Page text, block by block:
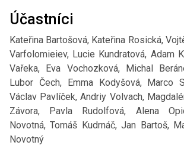
Účastníci
Kateřina Bartošová, Kateřina Rosická,
Varfolomieiev, Lucie Kundratová, Adam
Vařeka, Eva Vochozková, Michal
Lubor Čech, Emma Kodyšová, Marco
Václav Pavlíček, Andriy Volvach,
Závora, Pavla Rudolfová, Alena
Novotná, Tomáš Kudrnáč, Jan Bartoš,
Novotný